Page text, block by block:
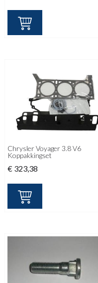
Chrysler Voyager 3.8 V6
Koppakkingset
€ 323,38